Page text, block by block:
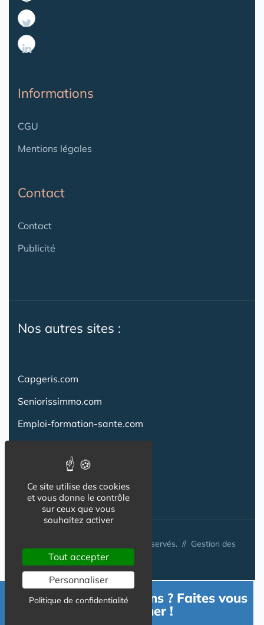
Informations
CGU
Mentions légales
Contact
Contact
Publicité
Nos autres sites :
Capgeris.com
Seniorissimmo.com
Emploi-formation-sante.com
Creche-et-naissance.com
Co-Living & Co-Working
© Australis 2026 - Tous droits réservés. // Gestion des
Besoin d'informations ? Faites vous
accompagner !
Ce site utilise des cookies
et vous donne le contrôle
sur ceux que vous
souhaitez activer
Tout accepter
Personnaliser
Politique de confidentialité